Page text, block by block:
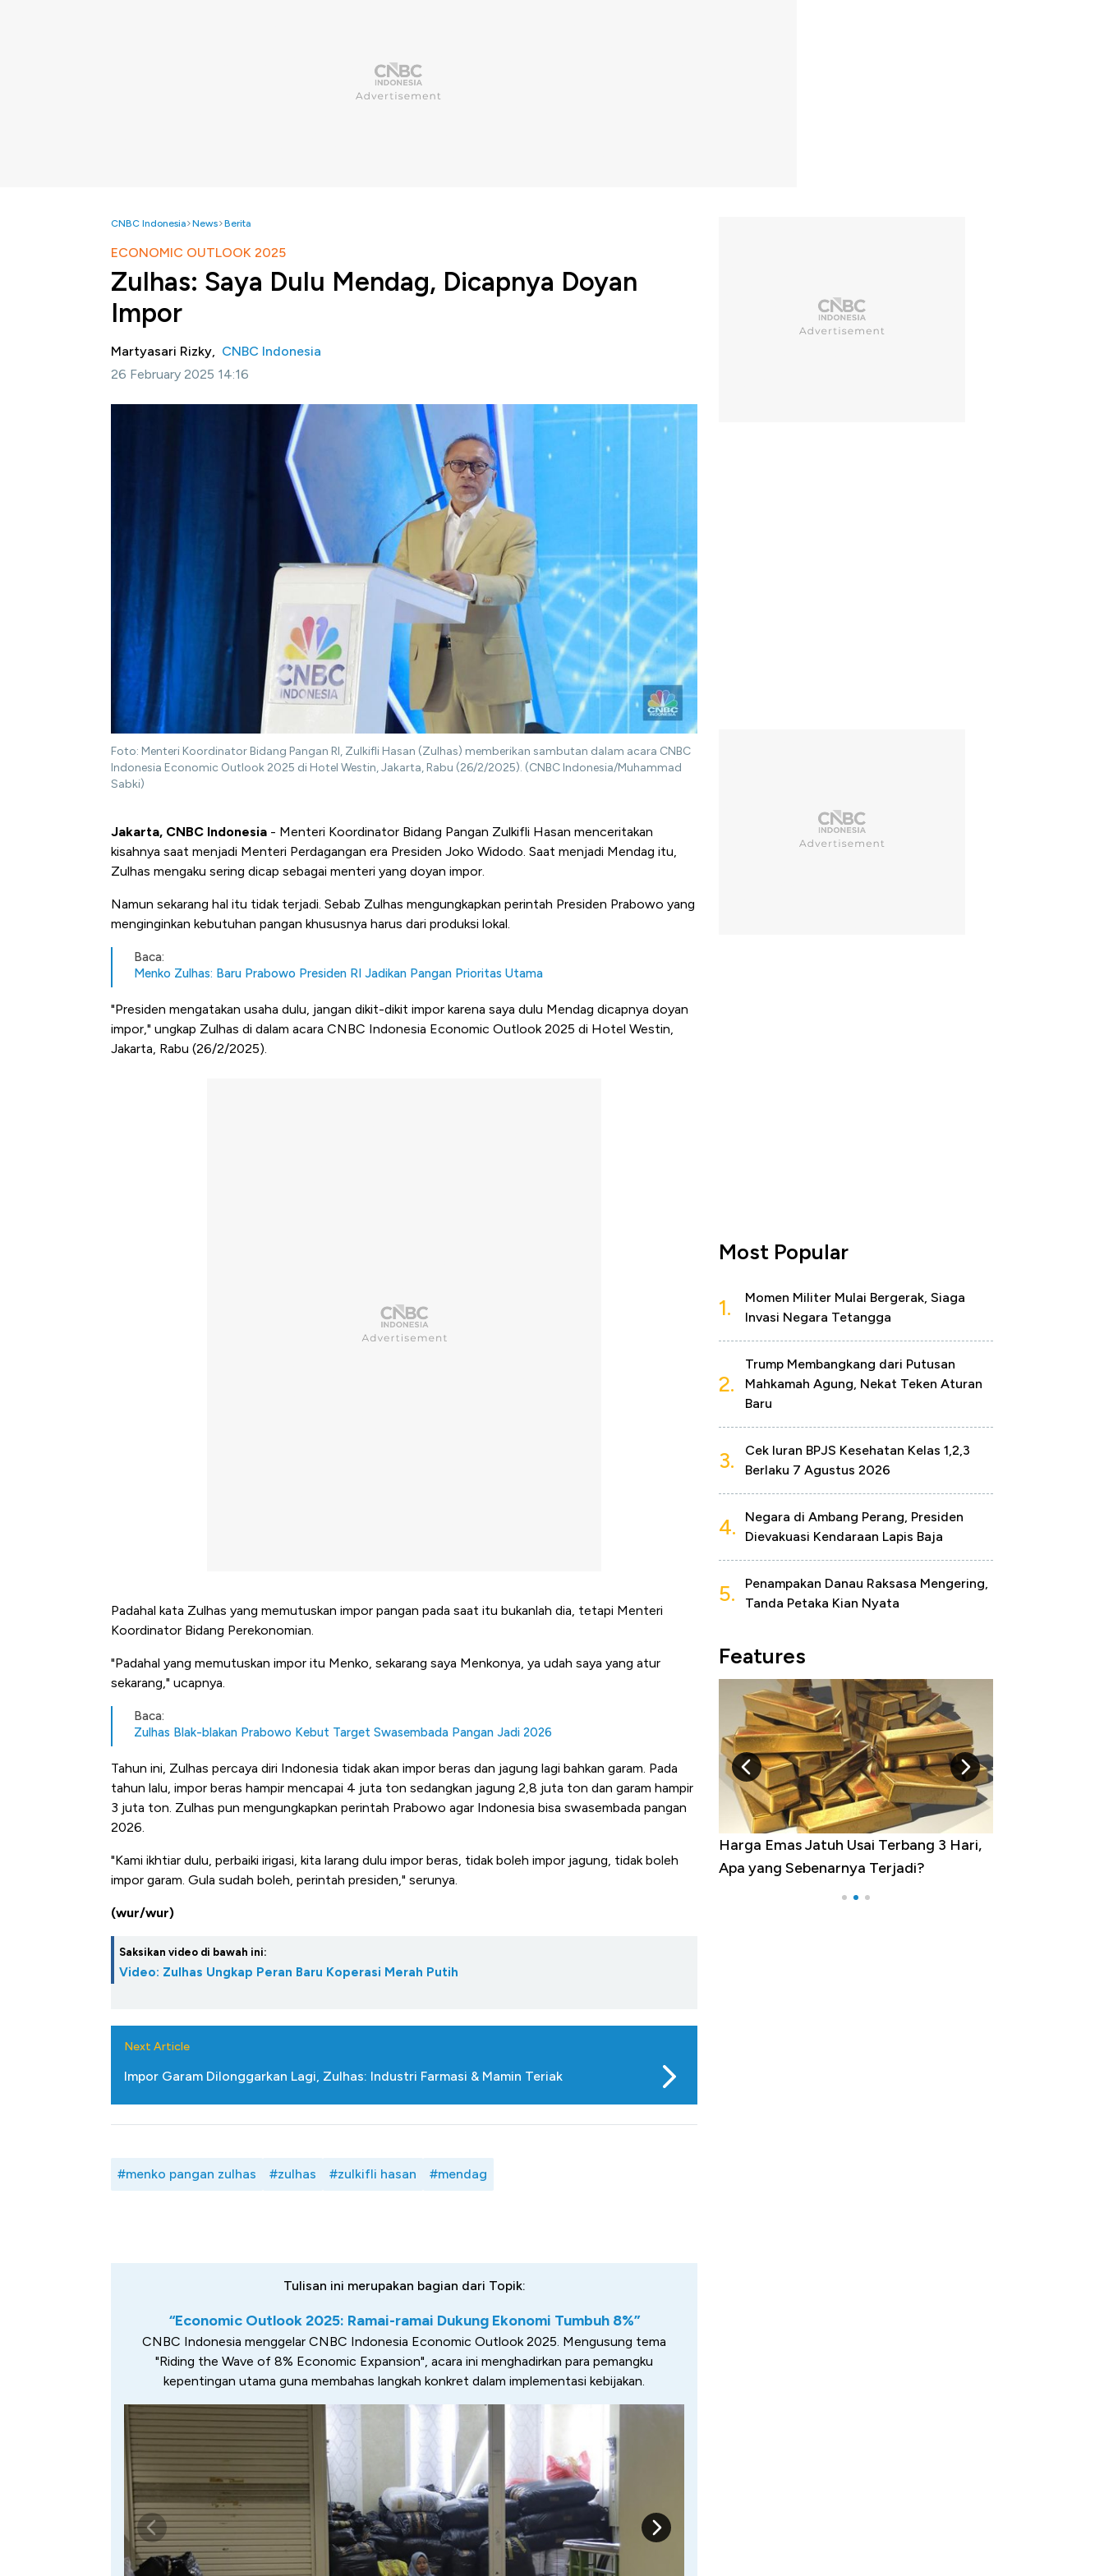
CNBC Indonesia News Berita
ECONOMIC OUTLOOK 2025
Zulhas: Saya Dulu Mendag, Dicapnya Doyan
Impor
Martyasari Rizky, CNBC Indonesia
26 February 2025 14:16
Foto: Menteri Koordinator Bidang Pangan RI, Zulkifli Hasan (Zulhas) memberikan sambutan dalam acara CNBC
Indonesia Economic Outlook 2025 di Hotel Westin, Jakarta, Rabu (26/2/2025). (CNBC Indonesia/Muhammad
Sabki)
Jakarta, CNBC Indonesia - Menteri Koordinator Bidang Pangan Zulkifli Hasan menceritakan
kisahnya saat menjadi Menteri Perdagangan era Presiden Joko Widodo. Saat menjadi Mendag itu,
Zulhas mengaku sering dicap sebagai menteri yang doyan impor.
Namun sekarang hal itu tidak terjadi. Sebab Zulhas mengungkapkan perintah Presiden Prabowo yang
menginginkan kebutuhan pangan khususnya harus dari produksi lokal.
Baca:
Menko Zulhas: Baru Prabowo Presiden RI Jadikan Pangan Prioritas Utama
"Presiden mengatakan usaha dulu, jangan dikit-dikit impor karena saya dulu Mendag dicapnya doyan
impor," ungkap Zulhas di dalam acara CNBC Indonesia Economic Outlook 2025 di Hotel Westin,
Jakarta, Rabu (26/2/2025).
Padahal kata Zulhas yang memutuskan impor pangan pada saat itu bukanlah dia, tetapi Menteri
Koordinator Bidang Perekonomian.
"Padahal yang memutuskan impor itu Menko, sekarang saya Menkonya, ya udah saya yang atur
sekarang," ucapnya.
Baca:
Zulhas Blak-blakan Prabowo Kebut Target Swasembada Pangan Jadi 2026
Tahun ini, Zulhas percaya diri Indonesia tidak akan impor beras dan jagung lagi bahkan garam. Pada
tahun lalu, impor beras hampir mencapai 4 juta ton sedangkan jagung 2,8 juta ton dan garam hampir
3 juta ton. Zulhas pun mengungkapkan perintah Prabowo agar Indonesia bisa swasembada pangan
2026.
"Kami ikhtiar dulu, perbaiki irigasi, kita larang dulu impor beras, tidak boleh impor jagung, tidak boleh
impor garam. Gula sudah boleh, perintah presiden," serunya.
(wur/wur)
Saksikan video di bawah ini:
Video: Zulhas Ungkap Peran Baru Koperasi Merah Putih
Next Article
Impor Garam Dilonggarkan Lagi, Zulhas: Industri Farmasi & Mamin Teriak
#menko pangan zulhas #zulhas #zulkifli hasan #mendag
Tulisan ini merupakan bagian dari Topik:
“Economic Outlook 2025: Ramai-ramai Dukung Ekonomi Tumbuh 8%”
CNBC Indonesia menggelar CNBC Indonesia Economic Outlook 2025. Mengusung tema
"Riding the Wave of 8% Economic Expansion", acara ini menghadirkan para pemangku
kepentingan utama guna membahas langkah konkret dalam implementasi kebijakan.
Most Popular
1.
Momen Militer Mulai Bergerak, Siaga
Invasi Negara Tetangga
2.
Trump Membangkang dari Putusan
Mahkamah Agung, Nekat Teken Aturan
Baru
3.
Cek Iuran BPJS Kesehatan Kelas 1,2,3
Berlaku 7 Agustus 2026
4.
Negara di Ambang Perang, Presiden
Dievakuasi Kendaraan Lapis Baja
5.
Penampakan Danau Raksasa Mengering,
Tanda Petaka Kian Nyata
Features
Baik Buat Pengusaha RI
Harga Emas Jatuh Usai Terbang 3 Hari,
Apa yang Sebenarnya Terjadi?